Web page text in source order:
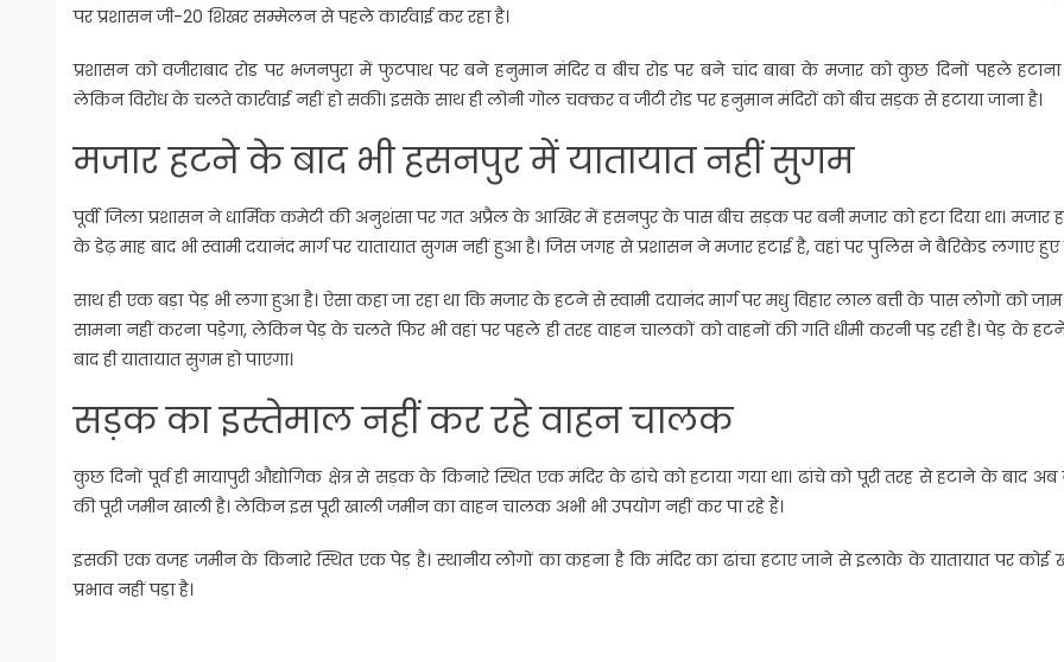
पर प्रशासन जी-20 शिखर सम्मेलन से पहले कार्रवाई कर रहा है।
प्रशासन को वजीराबाद रोड पर भजनपुरा में फुटपाथ पर बने हनुमान मंदिर व बीच रोड पर बने चांद बाबा के मजार को कुछ दिनों पहले हटाना
लेकिन विरोध के चलते कार्रवाई नहीं हो सकी। इसके साथ ही लोनी गोल चक्कर व जीटी रोड पर हनुमान मंदिरों को बीच सड़क से हटाया जाना है।
मजार हटने के बाद भी हसनपुर में यातायात नहीं सुगम
पूर्वी जिला प्रशासन ने धार्मिक कमेटी की अनुशंसा पर गत अप्रैल के आखिर में हसनपुर के पास बीच सड़क पर बनी मजार को हटा दिया था। मजार
के डेढ़ माह बाद भी स्वामी दयानंद मार्ग पर यातायात सुगम नहीं हुआ है। जिस जगह से प्रशासन ने मजार हटाई है, वहां पर पुलिस ने बैरिकेड लगाए हुए
साथ ही एक बड़ा पेड़ भी लगा हुआ है। ऐसा कहा जा रहा था कि मजार के हटने से स्वामी दयानंद मार्ग पर मधु विहार लाल बत्ती के पास लोगों को
सामना नहीं करना पड़ेगा, लेकिन पेड़ के चलते फिर भी वहां पर पहले ही तरह वाहन चालकों को वाहनों की गति धीमी करनी पड़ रही है। पेड़ के
बाद ही यातायात सुगम हो पाएगा।
सड़क का इस्तेमाल नहीं कर रहे वाहन चालक
कुछ दिनों पूर्व ही मायापुरी औद्योगिक क्षेत्र से सड़क के किनारे स्थित एक मंदिर के ढांचे को हटाया गया था। ढांचे को पूरी तरह से हटाने के बाद अब
की पूरी जमीन खाली है। लेकिन इस पूरी खाली जमीन का वाहन चालक अभी भी उपयोग नहीं कर पा रहे हैं।
इसकी एक वजह जमीन के किनारे स्थित एक पेड़ है। स्थानीय लोगों का कहना है कि मंदिर का ढांचा हटाए जाने से इलाके के यातायात पर कोई
प्रभाव नहीं पड़ा है।